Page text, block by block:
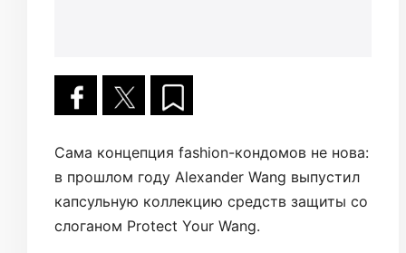
Сама концепция fashion-кондомов не нова:
в прошлом году Alexander Wang выпустил
капсульную коллекцию средств защиты со
слоганом Protect Your Wang.